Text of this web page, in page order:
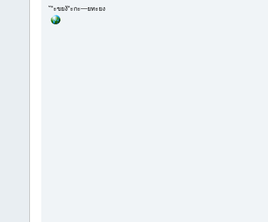
ั”ะขยงั”ะกะ—ยทะยง